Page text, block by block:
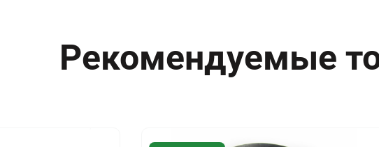
Рекомендуемые